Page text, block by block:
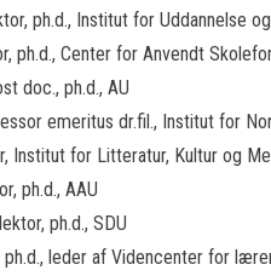
ph.d., Institut for Uddannelse
ph.d., Center for Anvendt
doc., ph.d., AU
emeritus dr.fil., Institut for
Institut for Litteratur, Kultur og
ph.d., AAU
ph.d., SDU
ph.d., leder af Videncenter for